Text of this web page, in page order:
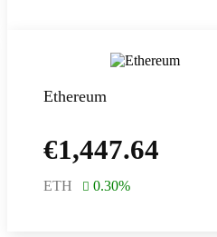
Ethereum
€1,447.64
ETH 0.30%